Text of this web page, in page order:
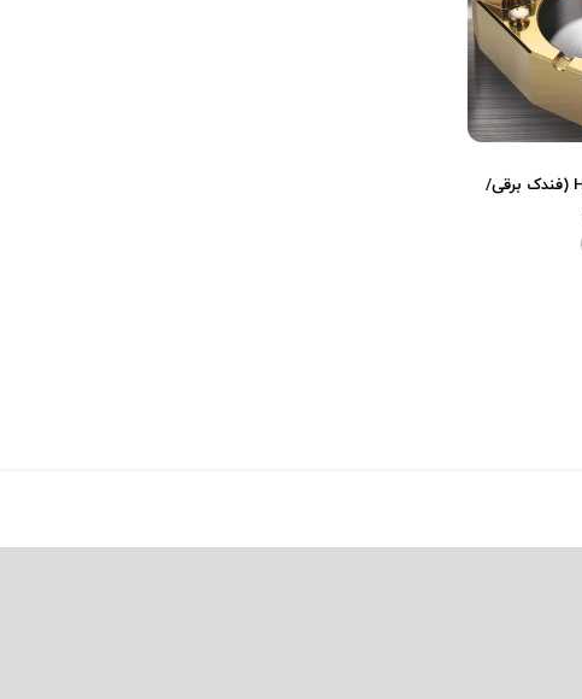
زیرسیگاری Honest (فندک برقی/